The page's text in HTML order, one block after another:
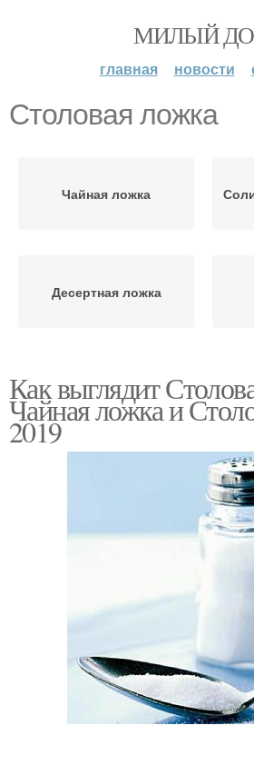
МИЛЫЙ
главная новости
Столовая ложка
Чайная ложка
Десертная ложка
Грамм в десертной
ложке
Как выглядит
Чайная ложка и
2019